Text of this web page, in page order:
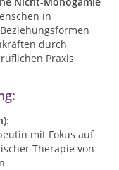
in
durch
Praxis
:
mit Fokus auf
Therapie von